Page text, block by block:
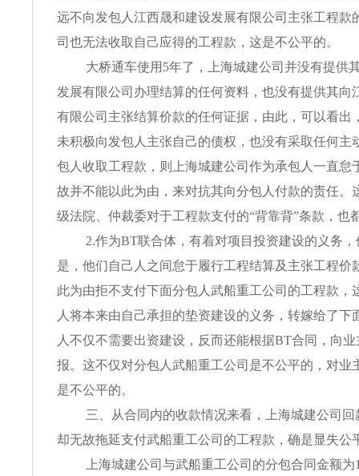
远不向发包人江西晟和建设发展有限公司主张工程款
司也无法收取自己应得的工程款，这是不公平的。
大桥通车使用5年了，上海城建公司并没有提供
发展有限公司办理结算的任何资料，也没有提供其向
有限公司主张结算价款的任何证据，由此，可以看出
未积极向发包人主张自己的债权，也没有采取任何主
包人收取工程款，则上海城建公司作为承包人一直怠
故并不能以此为由，来对抗其向分包人付款的责任。
级法院、仲裁委对于工程款支付的“背靠背”条款，也
2.作为BT联合体，有着对项目投资建设的义务
是，他们自己人之间怠于履行工程结算及主张工程价
此为由拒不支付下面分包人武船重工公司的工程款，
人将本来由自己承担的垫资建设的义务，转嫁给了下
人不仅不需要出资建设，反而还能根据BT合同，向
报。这不仅对分包人武船重工公司是不公平的，对业
是不公平的。
三、从合同内的收款情况来看，上海城建公司回
却无故拖延支付武船重工公司的工程款，确是显失公
上海城建公司与武船重工公司的分包合同金额为